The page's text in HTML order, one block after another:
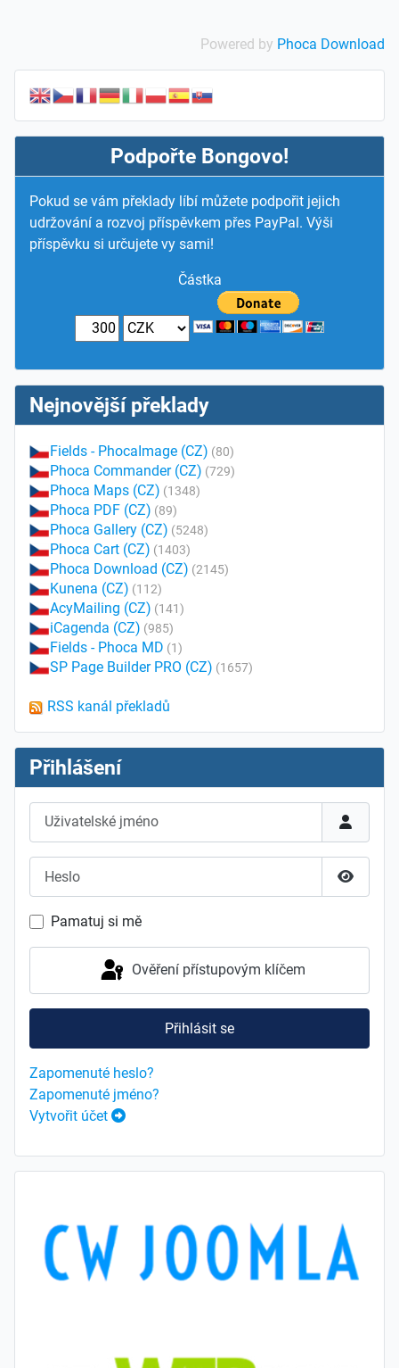
Powered by Phoca Download
Podpořte Bongovo!
Pokud se vám překlady líbí můžete podpořit jejich
udržování a rozvoj příspěvkem přes PayPal. Výši
příspěvku si určujete vy sami!
Částka
Nejnovější překlady
Fields - PhocaImage (CZ) (80)
Phoca Commander (CZ) (729)
Phoca Maps (CZ) (1348)
Phoca PDF (CZ) (89)
Phoca Gallery (CZ) (5248)
Phoca Cart (CZ) (1403)
Phoca Download (CZ) (2145)
Kunena (CZ) (112)
AcyMailing (CZ) (141)
iCagenda (CZ) (985)
Fields - Phoca MD (1)
SP Page Builder PRO (CZ) (1657)
RSS kanál překladů
Přihlášení
Uživatelské jméno
Pamatuj si mě
Ověření přístupovým klíčem
Přihlásit se
Zapomenuté heslo?
Zapomenuté jméno?
Vytvořit účet